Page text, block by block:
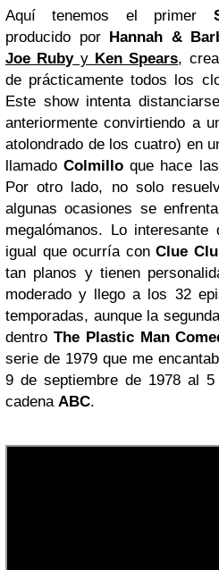
Aquí tenemos el primer
producido por Hannah &
Joe Rubyy Ken Spears,
de prácticamente todos los
Este show intenta
anteriormente convirtiendo a
atolondrado de los cuatro) en
llamadoColmillo que hace
Por otro lado, no solo
algunas ocasiones se
megalómanos. Lo
igual que ocurría conClue
tan planos y tienen
moderado y llego a los 32
temporadas, aunque la
dentro The Plastic Man
serie de 1979 que me
9 de septiembre de 1978 al
cadena ABC.